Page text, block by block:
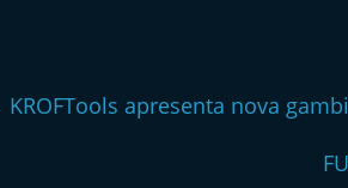
KROFTools apresenta nova